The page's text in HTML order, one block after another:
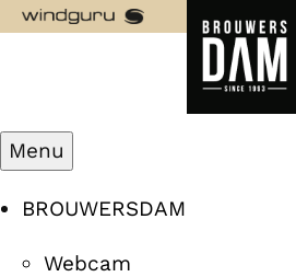
Menu
BROUWERSDAM
Webcam